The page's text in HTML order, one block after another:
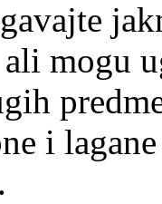
mogu
i